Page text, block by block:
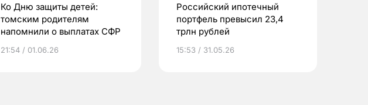
Ко Дню защиты детей:
томским родителям
напомнили о выплатах СФР
21:54 / 01.06.26
Российский ипотечный
портфель превысил 23,4
трлн рублей
15:53 / 31.05.26